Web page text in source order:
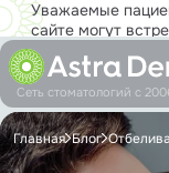
Уважаемые
сайте могут
работаем над
удовольствием
мере!
Сеть стоматологий с
Главная Блог